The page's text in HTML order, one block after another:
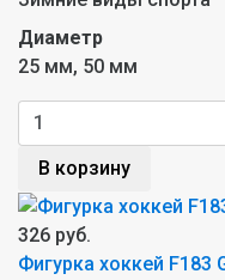
Диаметр
25 мм, 50 мм
В корзину
326 руб.
Фигурка хоккей F183